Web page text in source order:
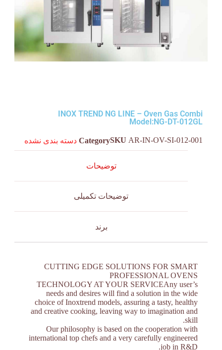
INOX TREND NG LINE – Oven Gas Combi
Model:NG-DT-012GL
SKU AR-IN-OV-SI-012-001
Category دسته بندی نشده
توضیحات
توضیحات تکمیلی
برند
CUTTING EDGE SOLUTIONS FOR SMART
PROFESSIONAL OVENS
TECHNOLOGY AT YOUR SERVICEAny user’s
needs and desires will find a solution in the wide
choice of Inoxtrend models, assuring a tasty, healthy
and creative cooking, leaving way to imagination and
skill.
Our philosophy is based on the cooperation with
international top chefs and a very carefully engineered
job in R&D.